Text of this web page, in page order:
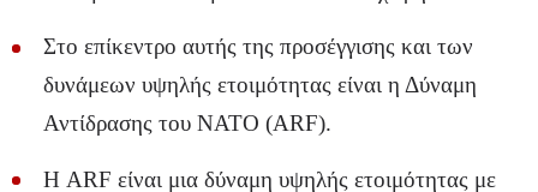
Στο επίκεντρο αυτής της προσέγγισης και των
δυνάμεων υψηλής ετοιμότητας είναι η Δύναμη
Αντίδρασης του ΝΑΤΟ (ARF).
Η ARF είναι μια δύναμη υψηλής ετοιμότητας με